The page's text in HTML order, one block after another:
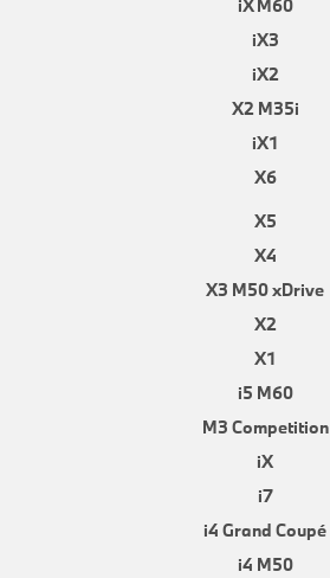
iX M60
iX3
iX2
X2 M35i
iX1
X6
X5
X4
X3 M50 xDrive
X2
X1
i5 M60
M3 Competition
iX
i7
i4 Grand Coupé
i4 M50